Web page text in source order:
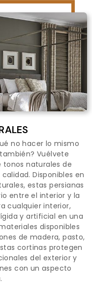
no hacer lo mismo
Vuélvete
naturales de
Disponibles en
estas persianas
entre el interior y la
cualquier interior,
y artificial en una
disponibles
de madera, pasto,
cortinas protegen
del exterior y
con un aspecto